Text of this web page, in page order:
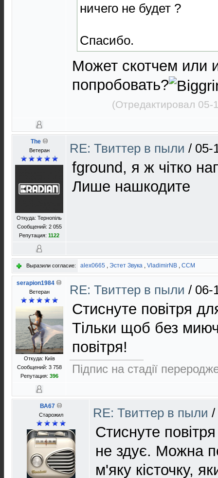
ничего не будет ?
Спасибо.
Может скотчем или
попробовать?
(Отредактировал
The
Ветеран
Откуда: Тернопіль
Сообщений: 2 055
Репутация: 1122
RE: Твиттер в пыли / 05-
fground, я ж чітко
Лише нашкодите
Выразили согласие: alex0665 , Эстет Звука , VladimirNB , ССМ
serapion1984
Ветеран
Откуда: Київ
Сообщений: 3 758
Репутация: 396
RE: Твиттер в пыли / 06-
Стиснуте повітря
Тільки щоб без
повітря!
Підпис на стадії
ВА67
Старожил RE: Твиттер в пыли /
Стиснуте
не здує. Можна
м'яку кісточку,